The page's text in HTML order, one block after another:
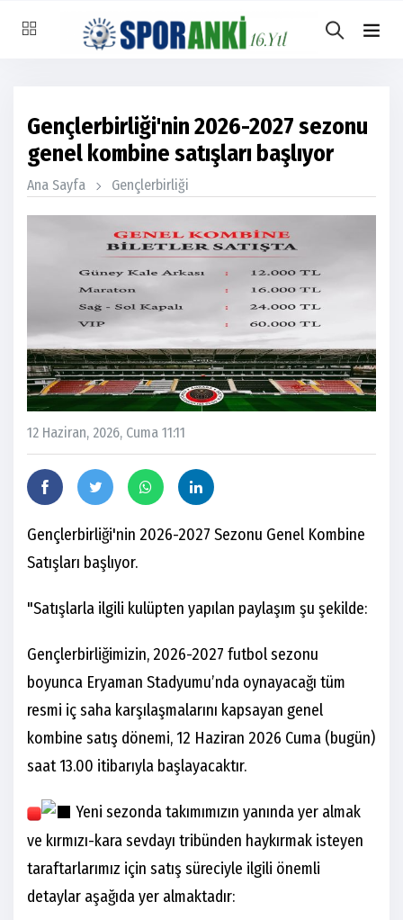
Gençlerbirliği'nin 2026-2027 sezonu
genel kombine satışları başlıyor
Ana Sayfa Gençlerbirliği
12 Haziran, 2026, Cuma 11:11
Gençlerbirliği'nin 2026-2027 Sezonu Genel Kombine
Satışları başlıyor.
"Satışlarla ilgili kulüpten yapılan paylaşım şu şekilde:
Gençlerbirliğimizin, 2026-2027 futbol sezonu
boyunca Eryaman Stadyumu’nda oynayacağı tüm
resmi iç saha karşılaşmalarını kapsayan genel
kombine satış dönemi, 12 Haziran 2026 Cuma (bugün)
saat 13.00 itibarıyla başlayacaktır.
Yeni sezonda takımımızın yanında yer almak
ve kırmızı-kara sevdayı tribünden haykırmak isteyen
taraftarlarımız için satış süreciyle ilgili önemli
detaylar aşağıda yer almaktadır: